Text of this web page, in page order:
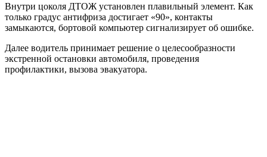
Внутри цоколя ДТОЖ установлен плавильный элемент. Как
только градус антифриза достигает «90», контакты
замыкаются, бортовой компьютер сигнализирует об ошибке.
Далее водитель принимает решение о целесообразности
экстренной остановки автомобиля, проведения
профилактики, вызова эвакуатора.